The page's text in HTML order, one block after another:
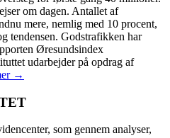
om dagen. Antallet af
mere, nemlig med 10 procent,
tendensen. Godstrafikken har
Øresundsindex
udarbejder på opdrag af
→
som gennem analyser,